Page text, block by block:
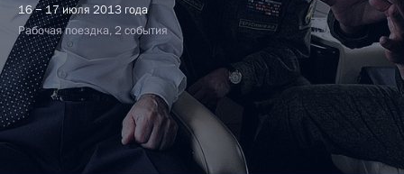
16 − 17 июля 2013 года
Рабочая поездка, 2 события